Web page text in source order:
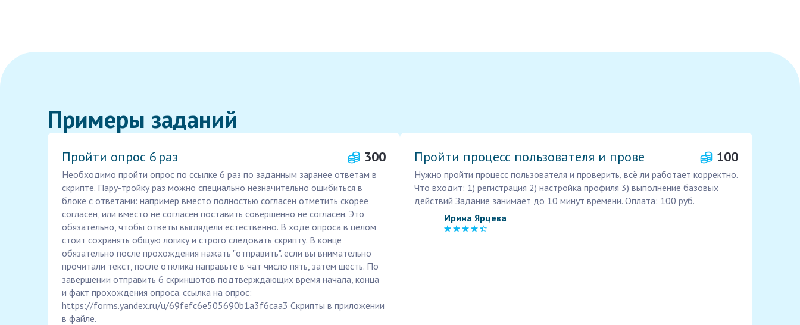
Примеры заданий
Пройти опрос 6 раз 300
Необходимо пройти опрос по ссылке 6 раз по заданным заранее ответам в
скрипте. Пару-тройку раз можно специально незначительно ошибиться в
блоке с ответами: например вместо полностью согласен отметить скорее
согласен, или вместо не согласен поставить совершенно не согласен. Это
обязательно, чтобы ответы выглядели естественно. В ходе опроса в целом
стоит сохранять общую логику и строго следовать скрипту. В конце
обязательно после прохождения нажать "отправить". если вы внимательно
прочитали текст, после отклика направьте в чат число пять, затем шесть. По
завершении отправить 6 скриншотов подтверждающих время начала, конца
и факт прохождения опроса. ссылка на опрос:
https://forms.yandex.ru/u/69fefc6e505690b1a3f6caa3 Скрипты в приложении
в файле.
Пройти процесс пользователя и прове 100
Нужно пройти процесс пользователя и проверить, всё ли работает корректно.
Что входит: 1) регистрация 2) настройка профиля 3) выполнение базовых
действий Задание занимает до 10 минут времени. Оплата: 100 руб.
Ирина Ярцева